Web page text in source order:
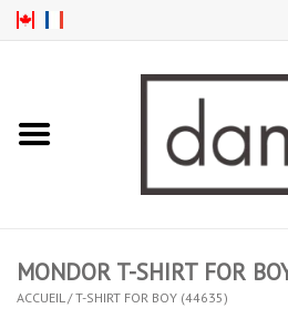
COLLANTS
MONDOR T-SHIRT FOR
ACCUEIL /T-SHIRT FOR BOY (44635)